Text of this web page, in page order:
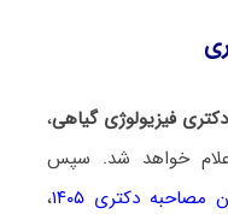
فیزیولوژی گیاهی،
خواهد شد. سپس
مصاحبه دکتری ۱۴۰۵
،